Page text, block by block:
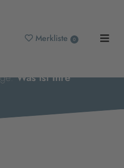
Merkliste 0
Was ist Ihre